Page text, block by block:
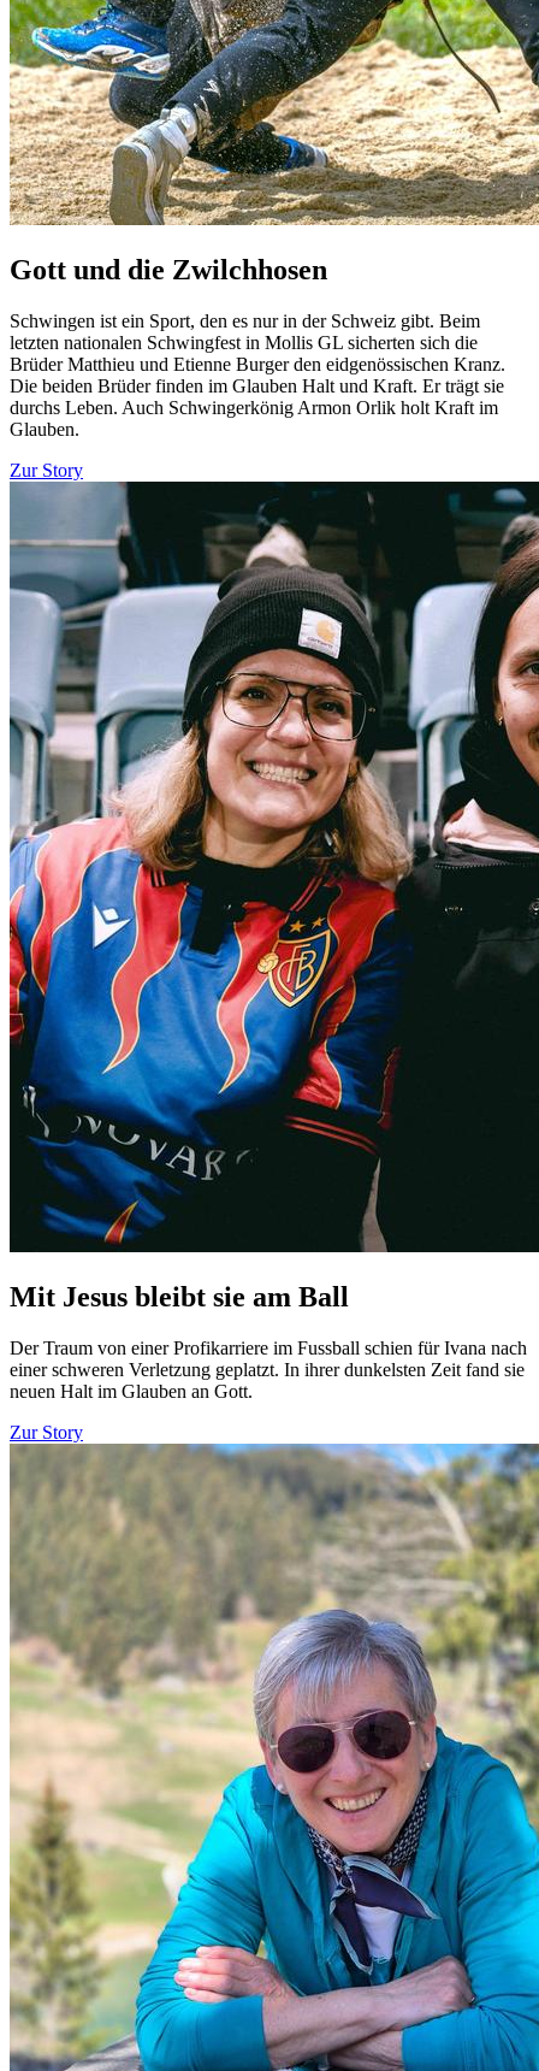
Gott und die Zwilchhosen
Schwingen ist ein Sport, den es nur in der Schweiz gibt. Beim
letzten nationalen Schwingfest in Mollis GL sicherten sich die
Brüder Matthieu und Etienne Burger den eidgenössischen Kranz.
Die beiden Brüder finden im Glauben Halt und Kraft. Er trägt sie
durchs Leben. Auch Schwingerkönig Armon Orlik holt Kraft im
Glauben.
Zur Story
Mit Jesus bleibt sie am Ball
Der Traum von einer Profikarriere im Fussball schien für Ivana nach
einer schweren Verletzung geplatzt. In ihrer dunkelsten Zeit fand sie
neuen Halt im Glauben an Gott.
Zur Story